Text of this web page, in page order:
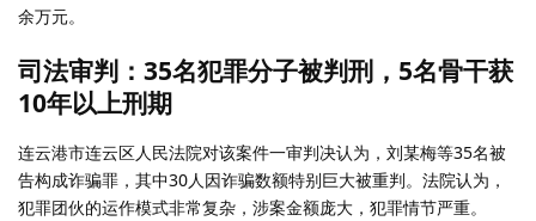
余万元。
司法审判：35名犯罪分子被判刑，5名骨干获
10年以上刑期
连云港市连云区人民法院对该案件一审判决认为，刘某梅等35名被
告构成诈骗罪，其中30人因诈骗数额特别巨大被重判。法院认为，
犯罪团伙的运作模式非常复杂，涉案金额庞大，犯罪情节严重。